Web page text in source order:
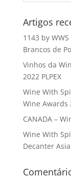
Artigos
1143 by
Brancos de
Vinhos da
2022 PLPEX
Wine With
Wine Awards
CANADA –
Wine With
Decanter Asia